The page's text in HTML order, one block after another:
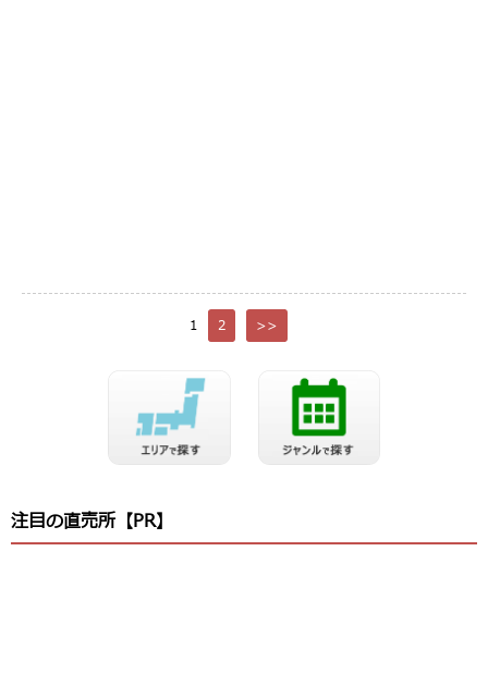
1 2 >>
注目の直売所【PR】